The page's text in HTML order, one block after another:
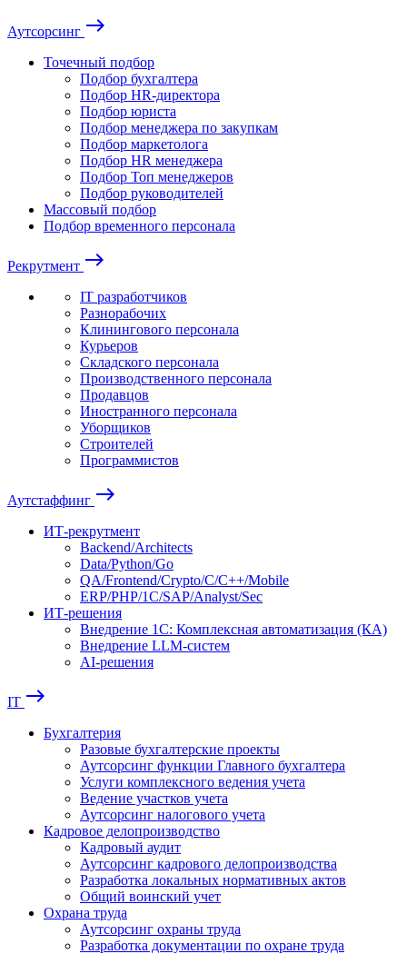
Аутсорсинг east
Точечный подбор
Подбор бухгалтера
Подбор HR-директора
Подбор юриста
Подбор менеджера по закупкам
Подбор маркетолога
Подбор HR менеджера
Подбор Топ менеджеров
Подбор руководителей
Массовый подбор
Подбор временного персонала
Рекрутмент east
IT разработчиков
Разнорабочих
Клинингового персонала
Курьеров
Складского персонала
Производственного персонала
Продавцов
Иностранного персонала
Уборщиков
Строителей
Программистов
Аутстаффинг east
ИТ-рекрутмент
Backend/Architects
Data/Python/Go
QA/Frontend/Crypto/C/C++/Mobile
ERP/PHP/1C/SAP/Analyst/Sec
ИТ-решения
Внедрение 1С: Комплексная автоматизация (КА)
Внедрение LLM-систем
AI-решения
IT east
Бухгалтерия
Разовые бухгалтерские проекты
Аутсорсинг функции Главного бухгалтера
Услуги комплексного ведения учета
Ведение участков учета
Аутсорсинг налогового учета
Кадровое делопроизводство
Кадровый аудит
Аутсорсинг кадрового делопроизводства
Разработка локальных нормативных актов
Общий воинский учет
Охрана труда
Аутсорсинг охраны труда
Разработка документации по охране труда